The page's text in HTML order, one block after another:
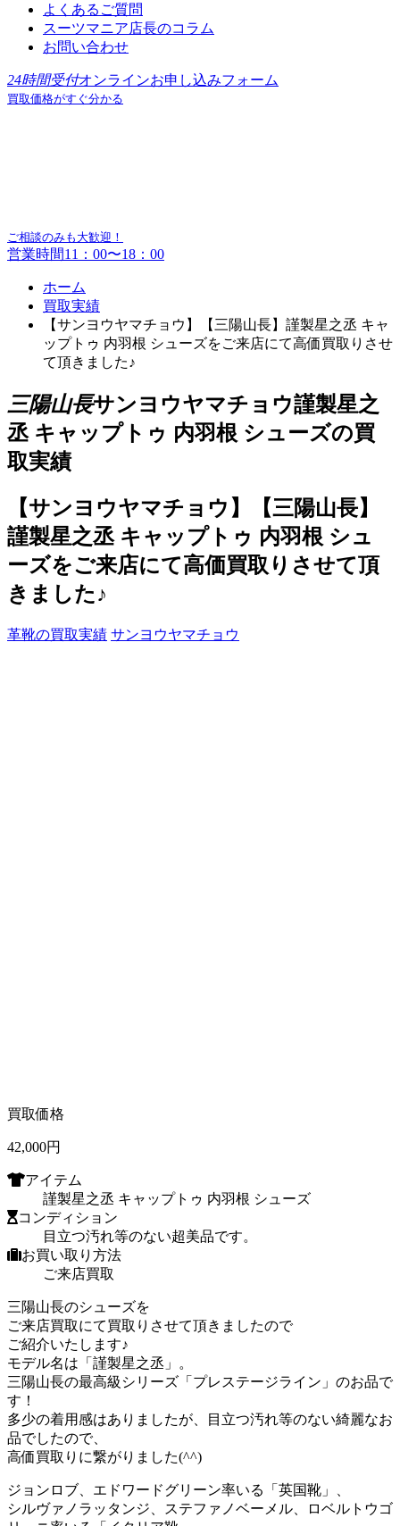
よくあるご質問
スーツマニア店長のコラム
お問い合わせ
24時間受付オンラインお申し込みフォーム
買取価格がすぐ分かる
ご相談のみも大歓迎！
営業時間11：00〜18：00
ホーム
買取実績
【サンヨウヤマチョウ】【三陽山長】謹製星之丞 キャ
ップトゥ 内羽根 シューズをご来店にて高価買取りさせ
て頂きました♪
三陽山長サンヨウヤマチョウ謹製星之
丞 キャップトゥ 内羽根 シューズの買
取実績
【サンヨウヤマチョウ】【三陽山長】
謹製星之丞 キャップトゥ 内羽根 シュ
ーズをご来店にて高価買取りさせて頂
きました♪
革靴の買取実績 サンヨウヤマチョウ
買取価格
42,000円
アイテム
謹製星之丞 キャップトゥ 内羽根 シューズ
コンディション
目立つ汚れ等のない超美品です。
お買い取り方法
ご来店買取
三陽山長のシューズを
ご来店買取にて買取りさせて頂きましたので
ご紹介いたします♪
モデル名は「謹製星之丞」。
三陽山長の最高級シリーズ「プレステージライン」のお品で
す！
多少の着用感はありましたが、目立つ汚れ等のない綺麗なお
品でしたので、
高価買取りに繋がりました(^^)
ジョンロブ、エドワードグリーン率いる「英国靴」、
シルヴァノラッタンジ、ステファノベーメル、ロベルトウゴ